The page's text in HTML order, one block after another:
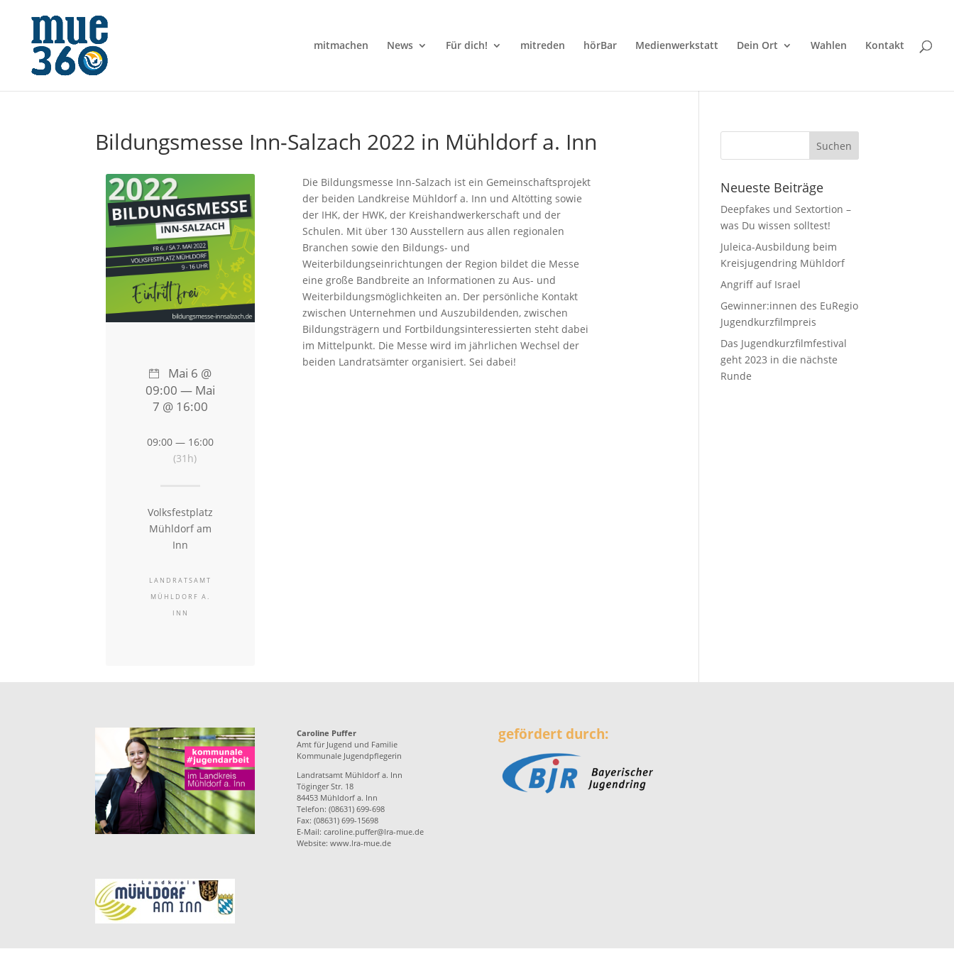
mitmachen News Für dich! mitreden hörBar Medienwerkstatt Dein Ort Wahlen Kontakt
Bildungsmesse Inn-Salzach 2022 in Mühldorf a. Inn
Die Bildungsmesse Inn-Salzach ist ein Gemeinschaftsprojekt
der beiden Landkreise Mühldorf a. Inn und Altötting sowie
der IHK, der HWK, der Kreishandwerkerschaft und der
Schulen. Mit über 130 Ausstellern aus allen regionalen
Branchen sowie den Bildungs- und
Weiterbildungseinrichtungen der Region bildet die Messe
eine große Bandbreite an Informationen zu Aus- und
Weiterbildungsmöglichkeiten an. Der persönliche Kontakt
zwischen Unternehmen und Auszubildenden, zwischen
Bildungsträgern und Fortbildungsinteressierten steht dabei
im Mittelpunkt. Die Messe wird im jährlichen Wechsel der
beiden Landratsämter organisiert. Sei dabei!
Mai 6 @
09:00 — Mai
7 @ 16:00
09:00 — 16:00
(31h)
Volksfestplatz
Mühldorf am
Inn
LANDRATSAMT
MÜHLDORF A.
INN
Neueste Beiträge
Deepfakes und Sextortion –
was Du wissen solltest!
Juleica-Ausbildung beim
Kreisjugendring Mühldorf
Angriff auf Israel
Gewinner:innen des EuRegio
Jugendkurzfilmpreis
Das Jugendkurzfilmfestival
geht 2023 in die nächste
Runde
Caroline Puffer
Amt für Jugend und Familie
Kommunale Jugendpflegerin
Landratsamt Mühldorf a. Inn
Töginger Str. 18
84453 Mühldorf a. Inn
Telefon: (08631) 699-698
Fax: (08631) 699-15698
E-Mail: caroline.puffer@lra-mue.de
Website: www.lra-mue.de
gefördert durch: